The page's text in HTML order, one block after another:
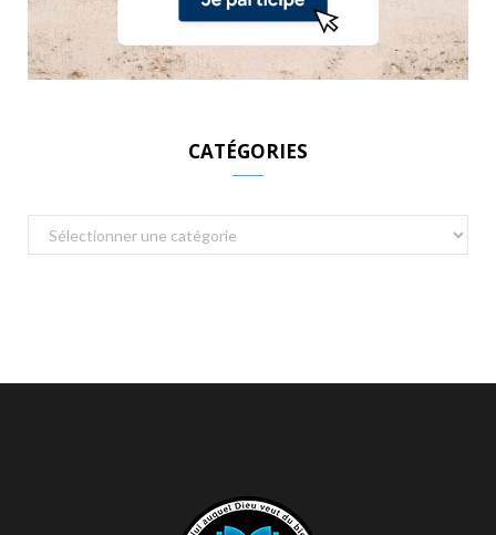
CATÉGORIES
Catégories